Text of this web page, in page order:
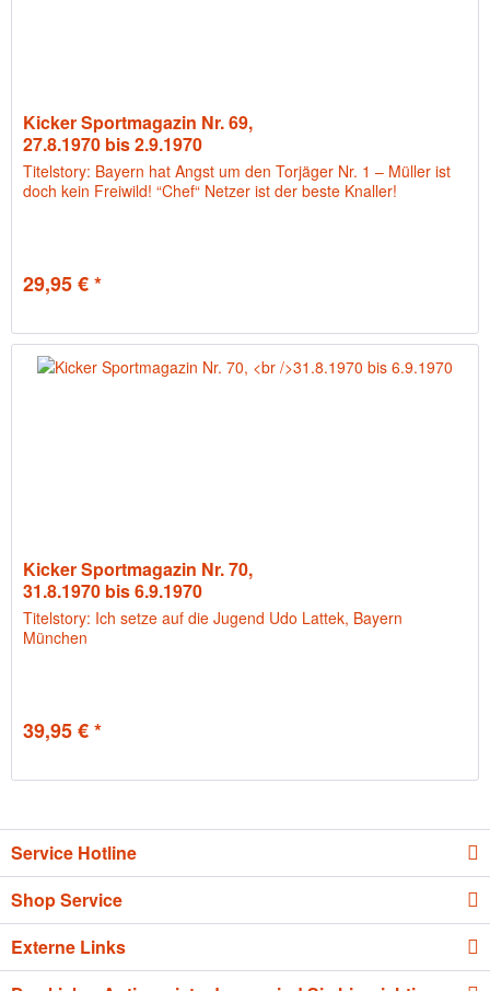
Kicker Sportmagazin Nr. 69,
27.8.1970 bis 2.9.1970
Titelstory: Bayern hat Angst um den Torjäger Nr. 1 – Müller ist
doch kein Freiwild! “Chef“ Netzer ist der beste Knaller!
29,95 € *
Kicker Sportmagazin Nr. 70,
31.8.1970 bis 6.9.1970
Titelstory: Ich setze auf die Jugend Udo Lattek, Bayern
München
39,95 € *
Service Hotline
Shop Service
Externe Links